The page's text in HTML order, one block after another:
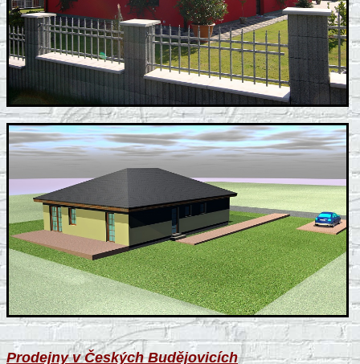
Prodejny v Českých Budějovicích